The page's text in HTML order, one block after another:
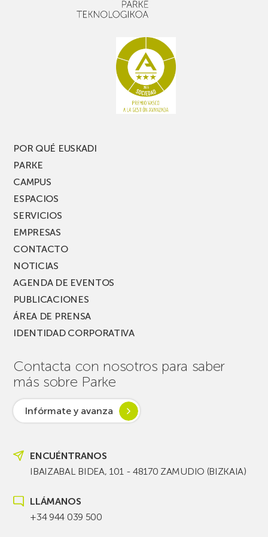
PARKEA
MUSIK
POR QUÉ EUSKADI
PARKE
CAMPUS
ESPACIOS
SERVICIOS
EMPRESAS
CONTACTO
NOTICIAS
AGENDA DE EVENTOS
PUBLICACIONES
ÁREA DE PRENSA
IDENTIDAD CORPORATIVA
Contacta con nosotros para saber
más sobre Parke
Infórmate y avanza
ENCUÉNTRANOS
IBAIZABAL BIDEA, 101 - 48170 ZAMUDIO (BIZKAIA)
LLÁMANOS
+34 944 039 500